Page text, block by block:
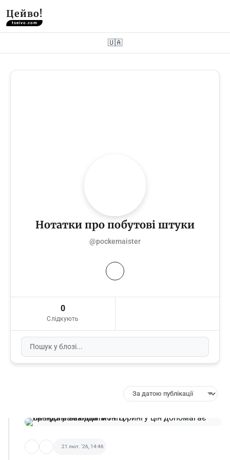
Цейво!
tseivo.com
🇺🇦
Нотатки про побутові штуки
@pockemaister
0
Слідкують
21 лют. '26, 14:46